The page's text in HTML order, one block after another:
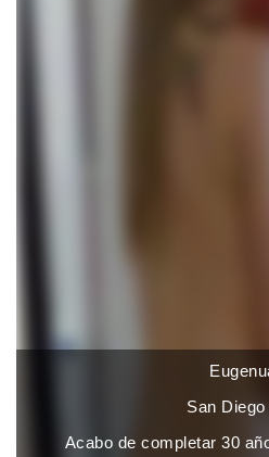
San
Acabo de completar 30